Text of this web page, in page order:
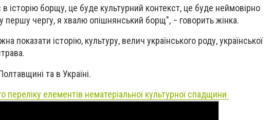
історію борщу, це буде культурний контекст, це буде неймовірно
першу чергу, я хвалю опішнянський борщ", − говорить жінка.
показати історію, культуру, велич українського роду, української
та в Україні.
переліку елементів нематеріальної культурної спадщини